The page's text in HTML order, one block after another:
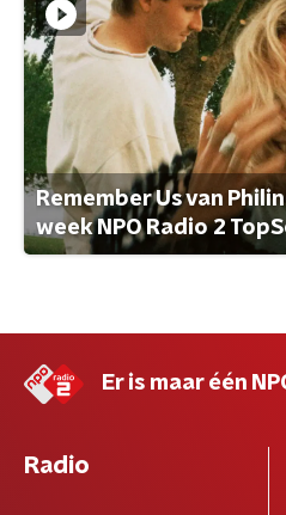
Remember Us van
week NPO Radio 2
Er is maar één
Radio